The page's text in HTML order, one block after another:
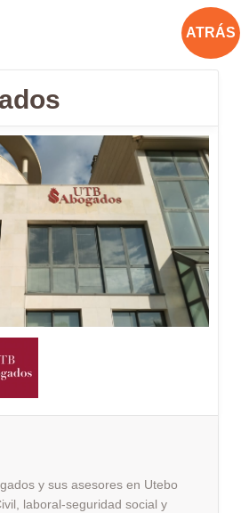
ATRÁS
y sus asesores en Utebo
laboral-seguridad social y